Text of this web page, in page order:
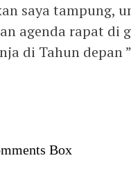
saya tampung,
agenda rapat di
di Tahun depan
Box